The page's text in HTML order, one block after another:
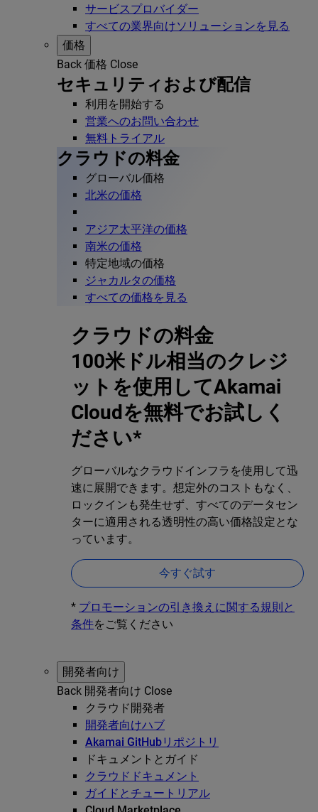
サービスプロバイダー
すべての業界向けソリューションを見る
価格
Back 価格 Close
セキュリティおよび配信
利用を開始する
営業へのお問い合わせ
無料トライアル
クラウドの料金
グローバル価格
北米の価格
アジア太平洋の価格
南米の価格
特定地域の価格
ジャカルタの価格
すべての価格を見る
クラウドの料金
100米ドル相当のクレジ
ットを使用してAkamai
Cloudを無料でお試しく
ださい*
グローバルなクラウドインフラを使用して迅
速に展開できます。想定外のコストもなく、
ロックインも発生せず、すべてのデータセン
ターに適用される透明性の高い価格設定とな
っています。
今すぐ試す
* プロモーションの引き換えに関する規則と
条件をご覧ください
開発者向け
Back 開発者向け Close
クラウド開発者
開発者向けハブ
Akamai GitHubリポジトリ
ドキュメントとガイド
クラウドドキュメント
ガイドとチュートリアル